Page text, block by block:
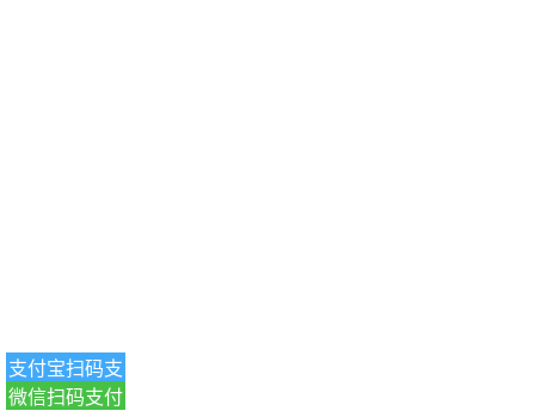
支付宝扫码支
付
微信扫码支付